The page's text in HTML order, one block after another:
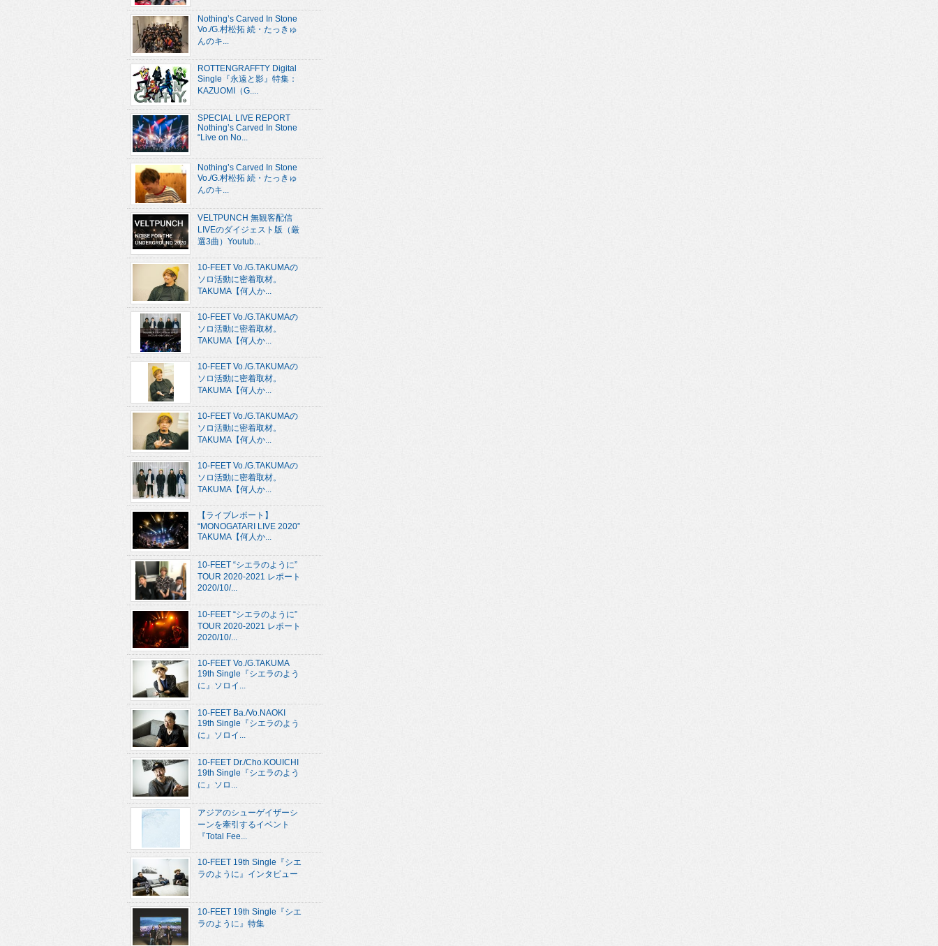
Nothing’s Carved In Stone
Vo./G.村松拓 続・たっきゅ
んのキ...
ROTTENGRAFFTY Digital
Single『永遠と影』特集：
KAZUOMI（G....
SPECIAL LIVE REPORT
Nothing’s Carved In Stone
“Live on No...
Nothing’s Carved In Stone
Vo./G.村松拓 続・たっきゅ
んのキ...
VELTPUNCH 無観客配信
LIVEのダイジェスト版（厳
選3曲）Youtub...
10-FEET Vo./G.TAKUMAの
ソロ活動に密着取材。
TAKUMA【何人か...
10-FEET Vo./G.TAKUMAの
ソロ活動に密着取材。
TAKUMA【何人か...
10-FEET Vo./G.TAKUMAの
ソロ活動に密着取材。
TAKUMA【何人か...
10-FEET Vo./G.TAKUMAの
ソロ活動に密着取材。
TAKUMA【何人か...
10-FEET Vo./G.TAKUMAの
ソロ活動に密着取材。
TAKUMA【何人か...
【ライブレポート】
“MONOGATARI LIVE 2020”
TAKUMA【何人か...
10-FEET “シエラのように”
TOUR 2020-2021 レポート
2020/10/...
10-FEET “シエラのように”
TOUR 2020-2021 レポート
2020/10/...
10-FEET Vo./G.TAKUMA
19th Single『シエラのよう
に』ソロイ...
10-FEET Ba./Vo.NAOKI
19th Single『シエラのよう
に』ソロイ...
10-FEET Dr./Cho.KOUICHI
19th Single『シエラのよう
に』ソロ...
アジアのシューゲイザーシ
ーンを牽引するイベント
『Total Fee...
10-FEET 19th Single『シエ
ラのように』インタビュー
10-FEET 19th Single『シエ
ラのように』特集